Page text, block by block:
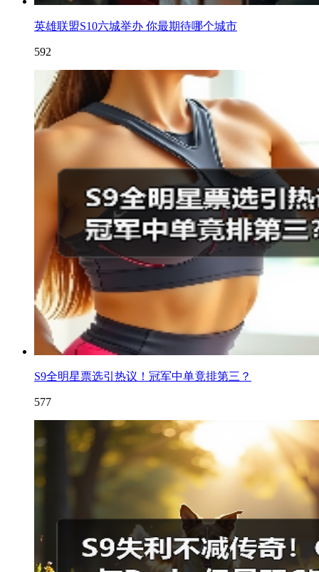
英雄联盟S10六城举办 你最期待哪个城市
592
S9全明星票选引热议！冠军中单竟排第三？
577